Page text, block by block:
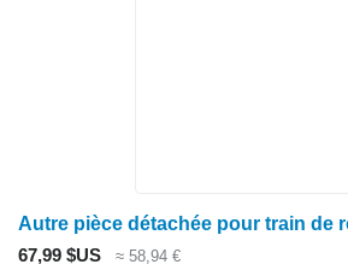
67,99 $US ≈ 58,94 €